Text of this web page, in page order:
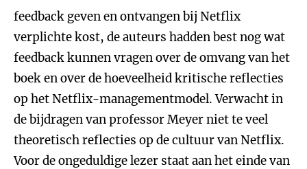
feedback geven en ontvangen bij Netflix
verplichte kost, de auteurs hadden best nog wat
feedback kunnen vragen over de omvang van het
boek en over de hoeveelheid kritische reflecties
op het Netflix-managementmodel. Verwacht in
de bijdragen van professor Meyer niet te veel
theoretisch reflecties op de cultuur van Netflix.
Voor de ongeduldige lezer staat aan het einde van